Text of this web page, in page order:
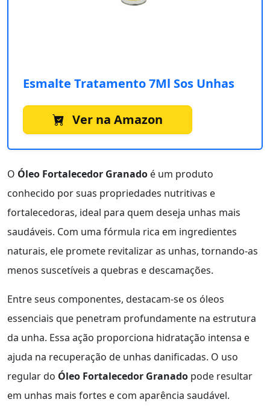
Esmalte Tratamento 7Ml Sos Unhas
Ver na Amazon
O Óleo Fortalecedor Granado é um produto
conhecido por suas propriedades nutritivas e
fortalecedoras, ideal para quem deseja unhas mais
saudáveis. Com uma fórmula rica em ingredientes
naturais, ele promete revitalizar as unhas, tornando-as
menos suscetíveis a quebras e descamações.
Entre seus componentes, destacam-se os óleos
essenciais que penetram profundamente na estrutura
da unha. Essa ação proporciona hidratação intensa e
ajuda na recuperação de unhas danificadas. O uso
regular do Óleo Fortalecedor Granado pode resultar
em unhas mais fortes e com aparência saudável.